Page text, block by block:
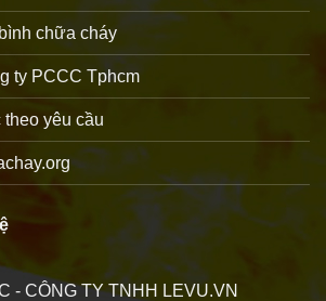
chữa cháy
ty PCCC Tphcm
theo yêu cầu
- CÔNG TY TNHH LEVU.VN